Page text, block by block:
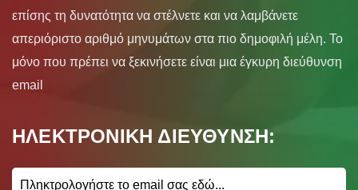
επίσης τη δυνατότητα να στέλνετε και να λαμβάνετε
απεριόριστο αριθμό μηνυμάτων στα πιο δημοφιλή μέλη. Το
μόνο που πρέπει να ξεκινήσετε είναι μια έγκυρη διεύθυνση
email
ΗΛΕΚΤΡΟΝΙΚΗ ΔΙΕΥΘΥΝΣΗ: